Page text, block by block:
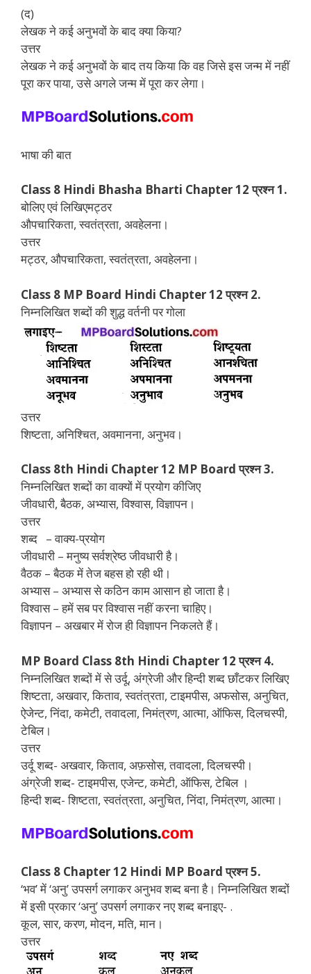
(द)
लेखक ने कई अनुभवों के बाद क्या किया?
उत्तर
लेखक ने कई अनुभवों के बाद तय किया कि वह जिसे इस जन्म में नहीं
पूरा कर पाया, उसे अगले जन्म में पूरा कर लेगा।
भाषा की बात
Class 8 Hindi Bhasha Bharti Chapter 12 प्रश्न 1.
बोलिए एवं लिखिएमट्ठर
औपचारिकता, स्वतंत्रता, अवहेलना।
उत्तर
मट्ठर, औपचारिकता, स्वतंत्रता, अवहेलना।
Class 8 MP Board Hindi Chapter 12 प्रश्न 2.
निम्नलिखित शब्दों की शुद्ध वर्तनी पर गोला
उत्तर
शिष्टता, अनिश्चित, अवमानना, अनुभव।
Class 8th Hindi Chapter 12 MP Board प्रश्न 3.
निम्नलिखित शब्दों का वाक्यों में प्रयोग कीजिए
जीवधारी, बैठक, अभ्यास, विश्वास, विज्ञापन।
उत्तर
शब्द – वाक्य-प्रयोग
जीवधारी – मनुष्य सर्वश्रेष्ठ जीवधारी है।
वैठक – बैठक में तेज बहस हो रही थी।
अभ्यास – अभ्यास से कठिन काम आसान हो जाता है।
विश्वास – हमें सब पर विश्वास नहीं करना चाहिए।
विज्ञापन – अखबार में रोज ही विज्ञापन निकलते हैं।
MP Board Class 8th Hindi Chapter 12 प्रश्न 4.
निम्नलिखित शब्दों में से उर्दू, अंग्रेजी और हिन्दी शब्द छाँटकर लिखिए
शिष्टता, अखवार, किताव, स्वतंत्रता, टाइमपीस, अफसोस, अनुचित,
ऐजेन्ट, निंदा, कमेटी, तवादला, निमंत्रण, आत्मा, ऑफिस, दिलचस्पी,
टेबिल।
उत्तर
उर्दू शब्द- अखवार, किताव, अफ़सोस, तवादला, दिलचस्पी।
अंग्रेजी शब्द- टाइमपीस, एजेन्ट, कमेटी, ऑफिस, टेबिल ।
हिन्दी शब्द- शिष्टता, स्वतंत्रता, अनुचित, निंदा, निमंत्रण, आत्मा।
Class 8 Chapter 12 Hindi MP Board प्रश्न 5.
‘भव’ में ‘अनु’ उपसर्ग लगाकर अनुभव शब्द बना है। निम्नलिखित शब्दों
में इसी प्रकार ‘अनु’ उपसर्ग लगाकर नए शब्द बनाइए- .
कूल, सार, करण, मोदन, मति, मान।
उत्तर